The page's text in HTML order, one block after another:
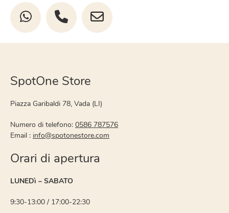
SpotOne Store
Piazza Garibaldi 78, Vada (LI)
Numero di telefono: 0586 787576
Email : info@spotonestore.com
Orari di apertura
LUNEDì – SABATO
9:30-13:00 / 17:00-22:30